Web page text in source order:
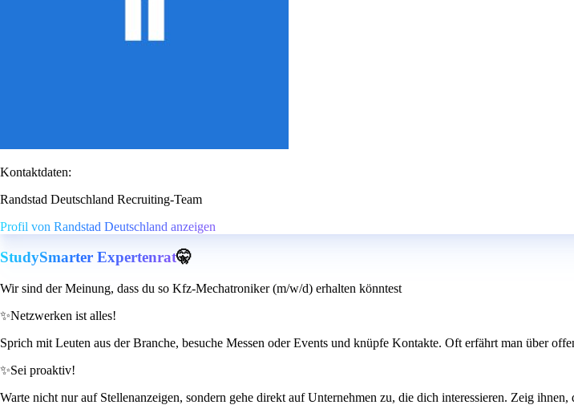
Kontaktdaten:
Randstad Deutschland Recruiting-Team
Profil von Randstad Deutschland anzeigen
StudySmarter Expertenrat🤫
Wir sind der Meinung, dass du so Kfz-Mechatroniker (m/w/d) erhalten könntest
✨Netzwerken ist alles!
Sprich mit Leuten aus der Branche, besuche Messen oder Events und knüpfe Kontakte. Oft erfährt man über
✨Sei proaktiv!
Warte nicht nur auf Stellenanzeigen, sondern gehe direkt auf Unternehmen zu, die dich interessieren. Zeig